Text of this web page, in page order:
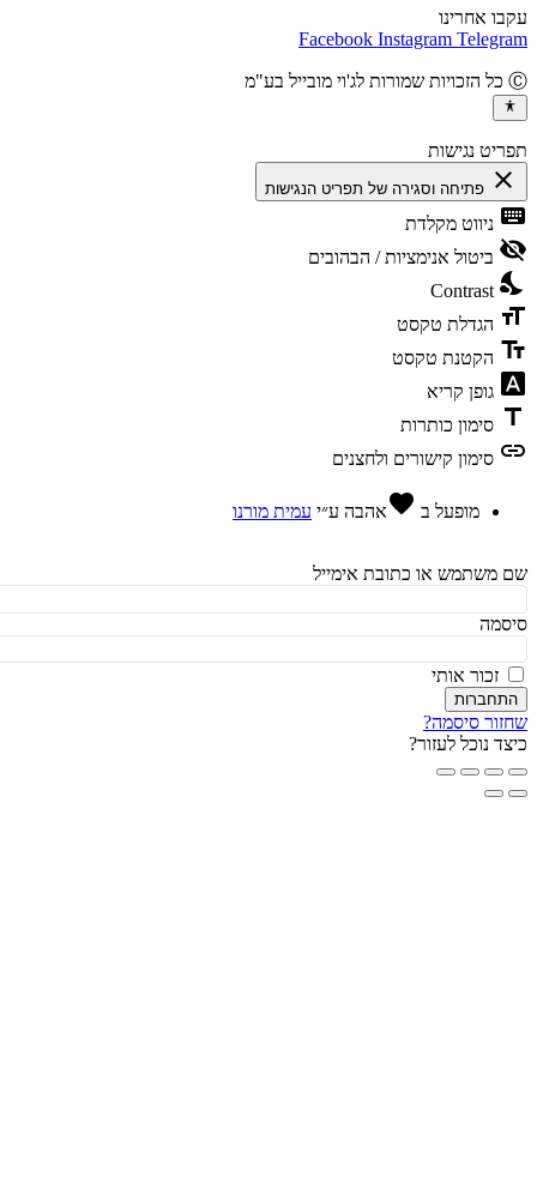
אחרינו
Facebook Instagram
נגישות
פתיחה וסגירה של תפריט הנגישות
ניווט מקלדת
ביטול אנימציות / הבהובים
Contrast
הגדלת טקסט
הקטנת טקסט
גופן קריא
סימון כותרות
סימון קישורים ולחצנים
מופעל בfavorite אהבהע״י עמית מורנו
או כתובת אימייל
זכור אותי
סיסמה?
נוכל לעזור?